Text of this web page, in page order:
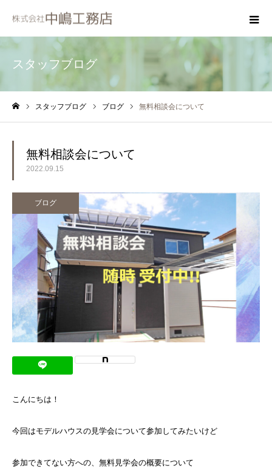
スタッフブログ
スタッフブログ ブログ 無料相談会について
無料相談会について
2022.09.15
ブログ
こんにちは！
今回はモデルハウスの見学会について参加してみたいけど
参加できてない方への、無料見学会の概要について